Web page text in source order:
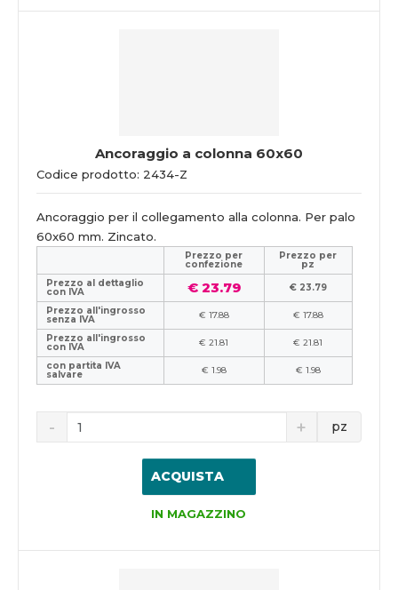
Ancoraggio a colonna 60x60
Codice prodotto: 2434-Z
Ancoraggio per il collegamento alla colonna. Per palo
60x60 mm. Zincato.
Prezzo per
confezione
Prezzo per
pz
Prezzo al dettaglio
con IVA € 23.79
€ 23.79
Prezzo all'ingrosso
senza IVA € 17.88
€ 17.88
Prezzo all'ingrosso
con IVA € 21.81
€ 21.81
con partita IVA
salvare € 1.98 € 1.98
pz
ACQUISTA
IN MAGAZZINO